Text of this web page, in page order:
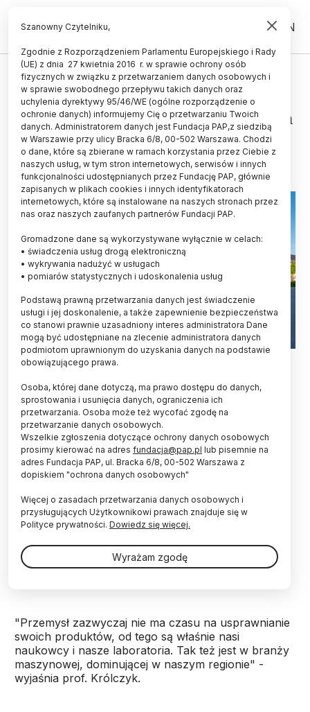
PL EN
UCZELNIE I INSTYTUCJE
Opole/Na Politechnice Opolskiej
otwarto nowoczesne laboratorium
03.04.2023
aktualizacja: 03.04.2023
1 minuta czytania
Fot. Adobe Stock
W piątek na wydziale mechanicznym Politechniki
Opolskiej otwarto nowoczesne laboratorium,
którego celem jest m.in. poszerzenie współpracy
uczelni z przemysłem. Laboratorium powstało
dzięki wsparciu samorządu województwa
opolskiego.
Nowoczesne laboratorium zaawansowanych
technologii wytwarzania otwarto na Wydziale
Mechanicznym Politechniki Opolskiej. Dzięki temu
Prorektor ds. nauki i rozwoju PO prof. Grzegorz
Królczyk podkreśla rolę badań dla firm
"Przemysł zazwyczaj nie ma czasu na usprawnianie
swoich produktów, od tego są właśnie nasi
naukowcy i nasze laboratoria. Tak też jest w branży
maszynowej, dominującej w naszym regionie" -
wyjaśnia prof. Królczyk.
Szanowny Czytelniku,
Zgodnie z Rozporządzeniem Parlamentu Europejskiego i Rady
(UE) z dnia 27 kwietnia 2016 r. w sprawie ochrony osób
fizycznych w związku z przetwarzaniem danych osobowych i
w sprawie swobodnego przepływu takich danych oraz
uchylenia dyrektywy 95/46/WE (ogólne rozporządzenie o
ochronie danych) informujemy Cię o przetwarzaniu Twoich
danych. Administratorem danych jest Fundacja PAP,z siedzibą
w Warszawie przy ulicy Bracka 6/8, 00-502 Warszawa. Chodzi
o dane, które są zbierane w ramach korzystania przez Ciebie z
naszych usług, w tym stron internetowych, serwisów i innych
funkcjonalności udostępnianych przez Fundację PAP, głównie
zapisanych w plikach cookies i innych identyfikatorach
internetowych, które są instalowane na naszych stronach przez
nas oraz naszych zaufanych partnerów Fundacji PAP.
Gromadzone dane są wykorzystywane wyłącznie w celach:
• świadczenia usług drogą elektroniczną
• wykrywania nadużyć w usługach
• pomiarów statystycznych i udoskonalenia usług
Podstawą prawną przetwarzania danych jest świadczenie
usługi i jej doskonalenie, a także zapewnienie bezpieczeństwa
co stanowi prawnie uzasadniony interes administratora Dane
mogą być udostępniane na zlecenie administratora danych
podmiotom uprawnionym do uzyskania danych na podstawie
obowiązującego prawa.
Osoba, której dane dotyczą, ma prawo dostępu do danych,
sprostowania i usunięcia danych, ograniczenia ich
przetwarzania. Osoba może też wycofać zgodę na
przetwarzanie danych osobowych.
Wszelkie zgłoszenia dotyczące ochrony danych osobowych
prosimy kierować na adres fundacja@pap.pl lub pisemnie na
adres Fundacja PAP, ul. Bracka 6/8, 00-502 Warszawa z
dopiskiem "ochrona danych osobowych"
Więcej o zasadach przetwarzania danych osobowych i
przysługujących Użytkownikowi prawach znajduje się w
Polityce prywatności. Dowiedz się więcej.
Wyrażam zgodę